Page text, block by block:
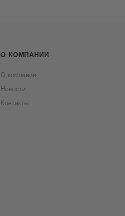
О КОМПАНИИ
О компании
Новости
Контакты